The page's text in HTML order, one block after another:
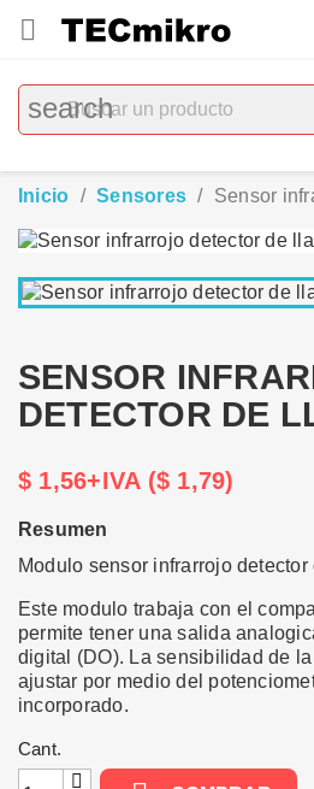

search
Inicio Sensores Sensor
SENSOR
DETECTOR DE
$ 1,56+IVA ($ 1,79)
Resumen
Modulo sensor infrarrojo
Este modulo trabaja con el
permite tener una salida
digital (DO). La sensibilidad de
ajustar por medio del
incorporado.
Cant.